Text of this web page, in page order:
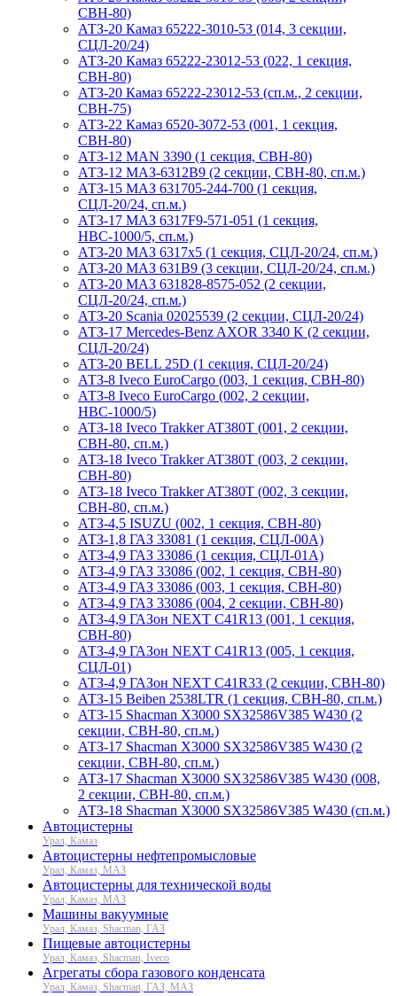
СВН-80)
АТЗ-20 Камаз 65222-3010-53 (014, 3 секции,
СЦЛ-20/24)
АТЗ-20 Камаз 65222-23012-53 (022, 1 секция,
СВН-80)
АТЗ-20 Камаз 65222-23012-53 (сп.м., 2 секции,
СВН-75)
АТЗ-22 Камаз 6520-3072-53 (001, 1 секция,
СВН-80)
АТЗ-12 MAN 3390 (1 секция, СВН-80)
АТЗ-12 МАЗ-6312В9 (2 секции, СВН-80, сп.м.)
АТЗ-15 МАЗ 631705-244-700 (1 секция,
СЦЛ-20/24, сп.м.)
АТЗ-17 МАЗ 6317F9-571-051 (1 секция,
НВС-1000/5, сп.м.)
АТЗ-20 МАЗ 6317x5 (1 секция, СЦЛ-20/24, сп.м.)
АТЗ-20 МАЗ 631B9 (3 секции, СЦЛ-20/24, сп.м.)
АТЗ-20 МАЗ 631828-8575-052 (2 секции,
СЦЛ-20/24, сп.м.)
АТЗ-20 Scania 02025539 (2 секции, СЦЛ-20/24)
АТЗ-17 Mercedes-Benz AXOR 3340 K (2 секции,
СЦЛ-20/24)
АТЗ-20 BELL 25D (1 секция, СЦЛ-20/24)
АТЗ-8 Iveco EuroCargo (003, 1 секция, СВН-80)
АТЗ-8 Iveco EuroCargo (002, 2 секции,
НВС-1000/5)
АТЗ-18 Iveco Trakker AT380T (001, 2 секции,
СВН-80, сп.м.)
АТЗ-18 Iveco Trakker AT380T (003, 2 секции,
СВН-80)
АТЗ-18 Iveco Trakker AT380T (002, 3 секции,
СВН-80, сп.м.)
АТЗ-4,5 ISUZU (002, 1 секция, СВН-80)
АТЗ-1,8 ГАЗ 33081 (1 секция, СЦЛ-00А)
АТЗ-4,9 ГАЗ 33086 (1 секция, СЦЛ-01А)
АТЗ-4,9 ГАЗ 33086 (002, 1 секция, СВН-80)
АТЗ-4,9 ГАЗ 33086 (003, 1 секция, СВН-80)
АТЗ-4,9 ГАЗ 33086 (004, 2 секции, СВН-80)
АТЗ-4,9 ГАЗон NEXT C41R13 (001, 1 секция,
СВН-80)
АТЗ-4,9 ГАЗон NEXT C41R13 (005, 1 секция,
СЦЛ-01)
АТЗ-4,9 ГАЗон NEXT C41R33 (2 секции, СВН-80)
АТЗ-15 Beiben 2538LTR (1 секция, СВН-80, сп.м.)
АТЗ-15 Shacman X3000 SX32586V385 W430 (2
секции, СВН-80, сп.м.)
АТЗ-17 Shacman X3000 SX32586V385 W430 (2
секции, СВН-80, сп.м.)
АТЗ-17 Shacman X3000 SX32586V385 W430 (008,
2 секции, СВН-80, сп.м.)
АТЗ-18 Shacman X3000 SX32586V385 W430 (сп.м.)
Автоцистерны
Урал, Камаз
Автоцистерны нефтепромысловые
Урал, Камаз, МАЗ
Автоцистерны для технической воды
Урал, Камаз, МАЗ
Машины вакуумные
Урал, Камаз, Shacman, ГАЗ
Пищевые автоцистерны
Урал, Камаз, Shacman, Iveco
Агрегаты сбора газового конденсата
Урал, Камаз, Shacman, ГАЗ, МАЗ